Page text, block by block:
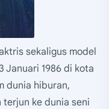
sekaligus model
Januari 1986 di kota
dunia hiburan,
ke dunia seni